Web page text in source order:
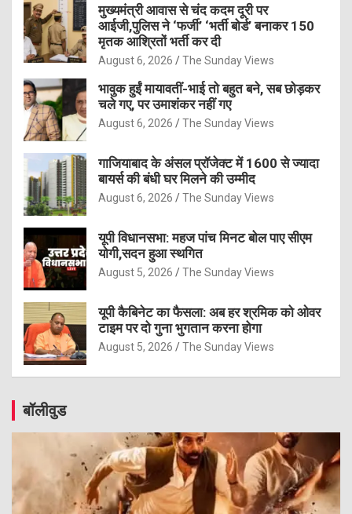
मुख्यमंत्री आवास से चंद कदम दूरी पर
आईजी,पुलिस ने ‘फर्जी’ ‘भर्ती बोर्ड’ बनाकर 150
मृतक आश्रितों भर्ती कर दी
August 6, 2026 The Sunday Views
भावुक हुईं मायावतीं-भाई तो बहुत बने, सब छोड़कर
चले गए, पर उमाशंकर नहीं गए
August 6, 2026 The Sunday Views
गाजियाबाद के अंसल प्रॉजेक्ट में 1600 से ज्यादा
बायर्स की बंधी घर मिलने की उम्मीद
August 6, 2026 The Sunday Views
यूपी विधानसभा: महज पांच मिनट बोल पाए सीएम
योगी,सदन हुआ स्थगित
August 5, 2026 The Sunday Views
यूपी कैबिनेट का फैसला: अब हर श्रमिक को ओवर
टाइम पर दो गुना भुगतान करना होगा
August 5, 2026 The Sunday Views
बॉलीवुड